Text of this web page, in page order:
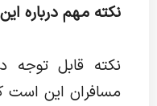
نکته مهم درباره
نکته قابل توجه
مسافران این است